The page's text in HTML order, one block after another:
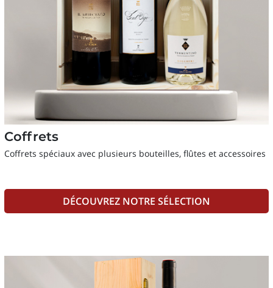
Coffrets
Coffrets spéciaux avec plusieurs bouteilles, flûtes et accessoires
DÉCOUVREZ NOTRE SÉLECTION